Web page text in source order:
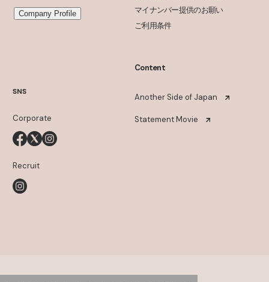
Company Profile
SNS
Corporate
Recruit
マイナンバー提供のお願い
ご利用条件
Content
Another Side of Japan
Statement Movie